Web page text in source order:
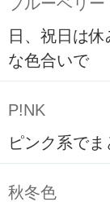
日、祝日は
な色合いで
P!NK
ピンク系で
秋冬色